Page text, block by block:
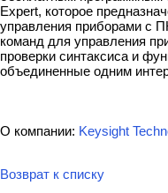
Expert, которое
управления приборами с
команд для управления
проверки синтаксиса и
объединенные одним
О компании: Keysight
Возврат к списку